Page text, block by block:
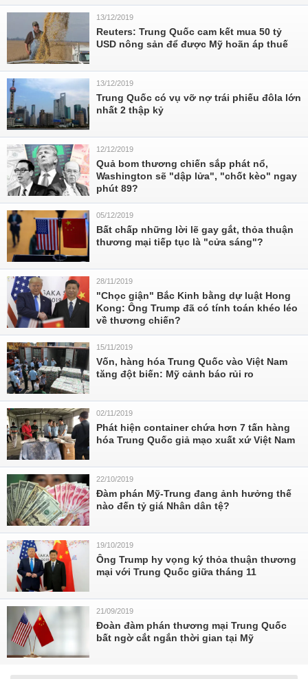
13/12/2019
Reuters: Trung Quốc cam kết mua 50 tỷ
USD nông sản để được Mỹ hoãn áp thuế
13/12/2019
Trung Quốc có vụ vỡ nợ trái phiếu đôla lớn
nhất 2 thập kỷ
12/12/2019
Quả bom thương chiến sắp phát nổ,
Washington sẽ "dập lửa", "chốt kèo" ngay
phút 89?
05/12/2019
Bất chấp những lời lẽ gay gắt, thỏa thuận
thương mại tiếp tục là "cửa sáng"?
28/11/2019
"Chọc giận" Bắc Kinh bằng dự luật Hong
Kong: Ông Trump đã có tính toán khéo léo
về thương chiến?
15/11/2019
Vốn, hàng hóa Trung Quốc vào Việt Nam
tăng đột biến: Mỹ cảnh báo rủi ro
02/11/2019
Phát hiện container​ chứa hơn 7 tấn hàng
hóa Trung Quốc giả mạo xuất xứ Việt Nam
22/10/2019
Đàm phán Mỹ-Trung đang ảnh hưởng thế
nào đến tỷ giá Nhân dân tệ?
19/10/2019
Ông Trump hy vọng ký thỏa thuận thương
mại với Trung Quốc giữa tháng 11
21/09/2019
Đoàn đàm phán thương mại Trung Quốc
bất ngờ cắt ngắn thời gian tại Mỹ